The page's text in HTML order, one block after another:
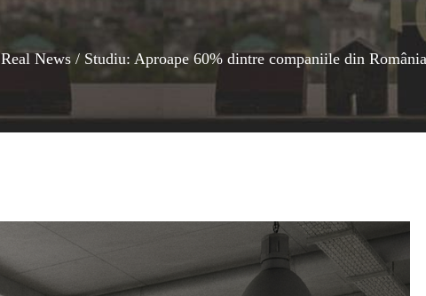
Real News / Studiu: Aproape 60% dintre companiile din